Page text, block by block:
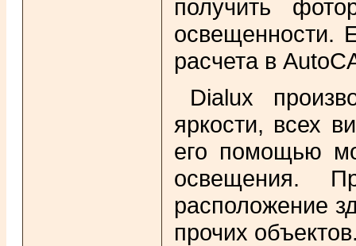
получить
освещенности.
расчета в
Dialux
яркости, всех
его помощью
освещения.
расположение
прочих